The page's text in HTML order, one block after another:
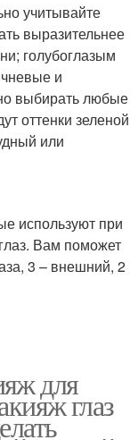
учитывайте
выразительнее
голубоглазым
и
выбирать любые
оттенки зеленой
или
используют при
Вам поможет
3 – внешний, 2
для
глаз